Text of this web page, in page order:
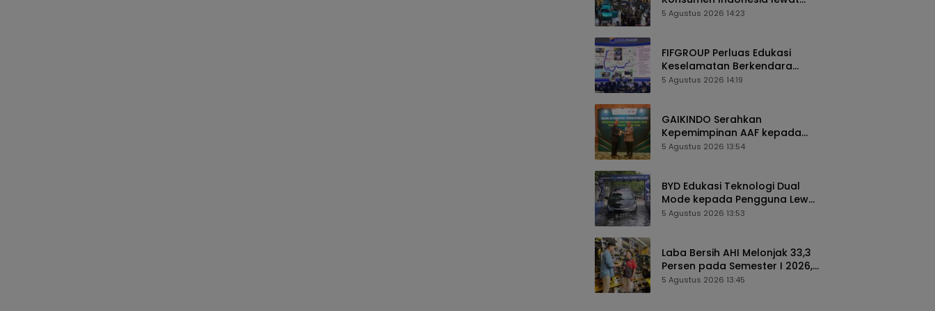
Pengalaman Berkendara
5 Agustus 2026 14:23
FIFGROUP Perluas Edukasi
Keselamatan Berkendara
Lewat Program FABL di GIIAS
5 Agustus 2026 14:19
GAIKINDO Serahkan
Kepemimpinan AAF kepada
Malaysia, Perkuat Kolaborasi
5 Agustus 2026 13:54
BYD Edukasi Teknologi Dual
Mode kepada Pengguna Lewat
Komunitas BEYOND di GIIAS
5 Agustus 2026 13:53
Laba Bersih AHI Melonjak 33,3
Persen pada Semester I 2026,
Ekspansi AZKO Berlanjut hingga
5 Agustus 2026 13:45